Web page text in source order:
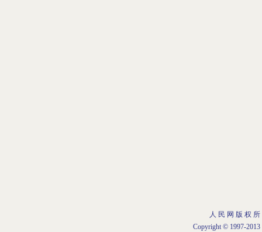
人 民 网 版 权
Copyright © 1997-2013